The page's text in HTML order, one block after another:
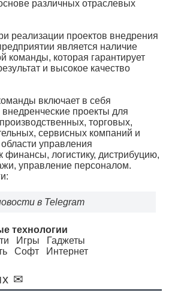
различных отраслевых
реализации проектов внедрения
является наличие
команды, которая гарантирует
и высокое качество
включает в себя
проекты для
торговых,
сервисных компаний и
управления
финансы, логистику, дистрибуцию,
управление персоналом.
в Telegram
технологии
Игры
Гаджеты
Софт Интернет
✉